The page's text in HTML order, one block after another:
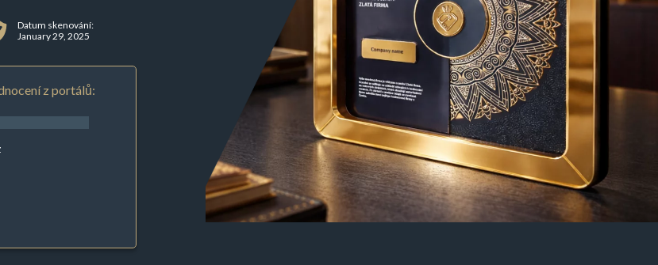
Datum skenování:
January 29, 2025
z portálů: